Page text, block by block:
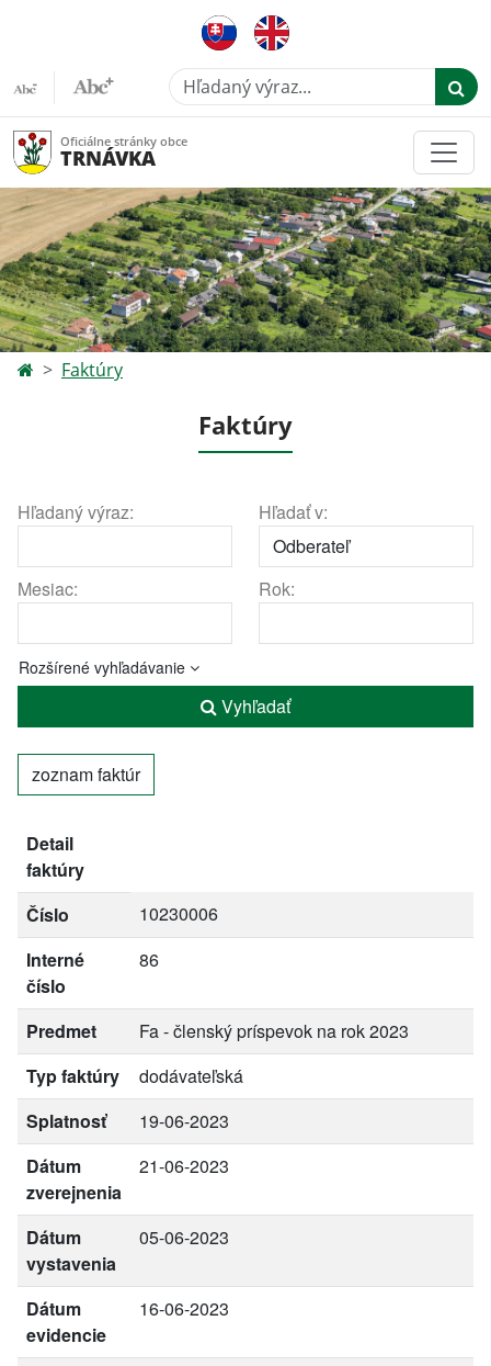
Hľadaný výraz...
Oficiálne stránky obce
TRNÁVKA
Faktúry
Faktúry
Hľadaný výraz: Hľadať v:
Mesiac: Rok:
Rozšírené vyhľadávanie
Vyhľadať
zoznam faktúr
Detail
faktúry
Číslo
10230006
Interné
číslo
86
Predmet
Fa - členský príspevok na rok 2023
Typ faktúry
dodávateľská
Splatnosť
19-06-2023
Dátum
zverejnenia
21-06-2023
Dátum
vystavenia
05-06-2023
Dátum
evidencie
16-06-2023